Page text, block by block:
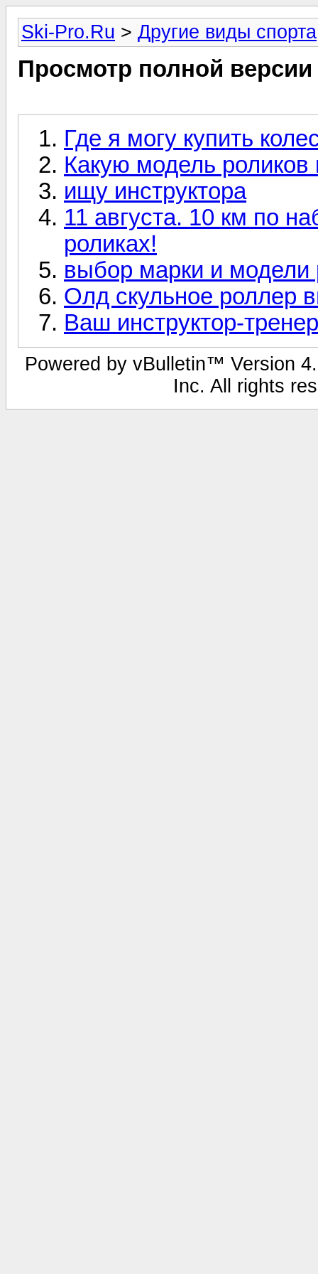
Ski-Pro.Ru > Другие виды спорта
Просмотр полной
Где я могу купить
Какую модель роликов
ищу инструктора
11 августа. 10 км по
роликах!
выбор марки и модели
Олд скульное роллер
Ваш инструктор-
Powered by vBulletin™ Version
Inc. All rights